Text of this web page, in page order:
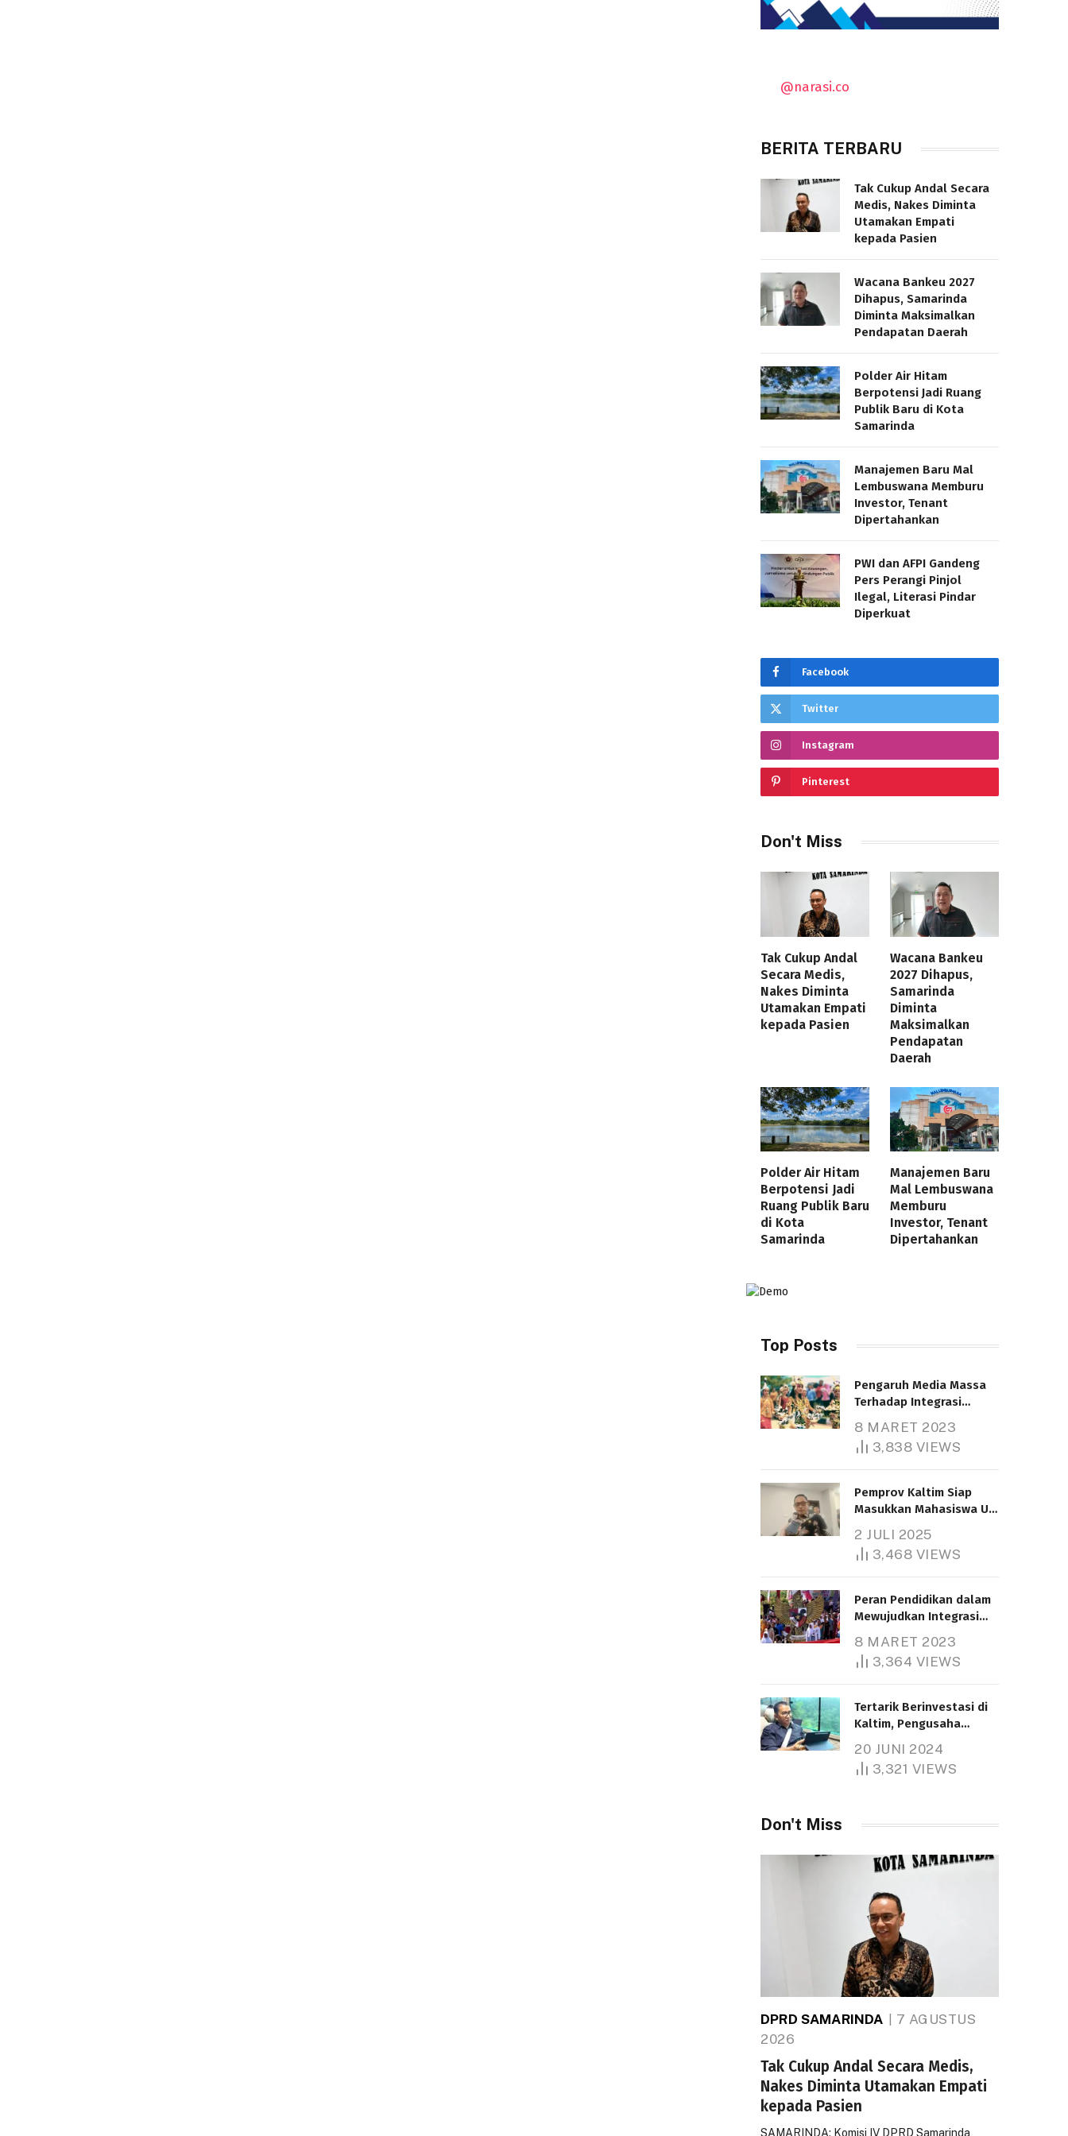
@narasi.co
BERITA TERBARU
Tak Cukup Andal Secara
Medis, Nakes Diminta
Utamakan Empati
kepada Pasien
Wacana Bankeu 2027
Dihapus, Samarinda
Diminta Maksimalkan
Pendapatan Daerah
Polder Air Hitam
Berpotensi Jadi Ruang
Publik Baru di Kota
Samarinda
Manajemen Baru Mal
Lembuswana Memburu
Investor, Tenant
Dipertahankan
PWI dan AFPI Gandeng
Pers Perangi Pinjol
Ilegal, Literasi Pindar
Diperkuat
Facebook
Twitter
Instagram
Pinterest
Don't Miss
Tak Cukup Andal
Secara Medis,
Nakes Diminta
Utamakan Empati
kepada Pasien
Wacana Bankeu
2027 Dihapus,
Samarinda
Diminta
Maksimalkan
Pendapatan
Daerah
Polder Air Hitam
Berpotensi Jadi
Ruang Publik Baru
di Kota
Samarinda
Manajemen Baru
Mal Lembuswana
Memburu
Investor, Tenant
Dipertahankan
Top Posts
Pengaruh Media Massa
Terhadap Integrasi
8 MARET 2023
3,838 VIEWS
Pemprov Kaltim Siap
Masukkan Mahasiswa UT
Bantuan Pendidikan
Gratispol
2 JULI 2025
3,468 VIEWS
Peran Pendidikan dalam
Mewujudkan Integrasi
8 MARET 2023
3,364 VIEWS
Tertarik Berinvestasi di
Kaltim, Pengusaha
1.000 Hektare
20 JUNI 2024
3,321 VIEWS
Don't Miss
DPRD SAMARINDA
7 AGUSTUS
2026
Tak Cukup Andal Secara Medis,
Nakes Diminta Utamakan Empati
kepada Pasien
SAMARINDA: Komisi IV DPRD Samarinda